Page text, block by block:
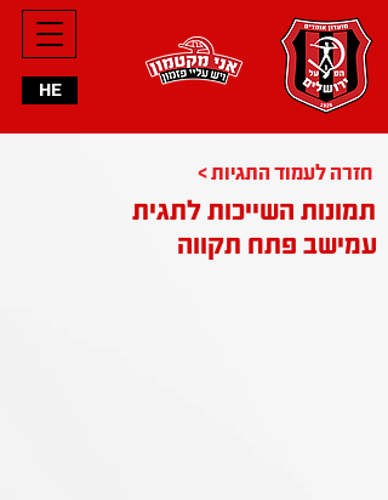
HE
< חזרה לעמוד התגיות
תמונות השייכות לתגית
עמישב פתח תקווה